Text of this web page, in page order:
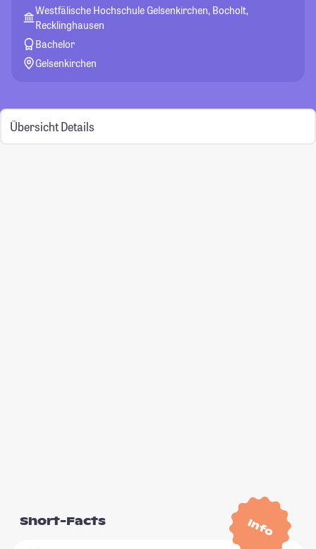
Westfälische Hochschule Gelsenkirchen, Bocholt,
Recklinghausen
Bachelor
Gelsenkirchen
Übersicht Details
Info
Short-Facts